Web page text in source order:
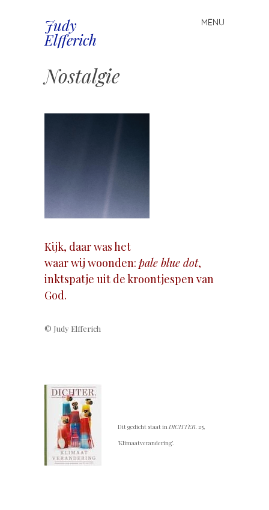
Judy
Elfferich
MENU
Spring
naar
Nostalgie
Kijk, daar was het
waar wij woonden: pale blue dot,
inktspatje uit de kroontjespen van
God.
© Judy Elfferich
Dit gedicht staat inDICHTER. 25,
‘Klimaatverandering’.